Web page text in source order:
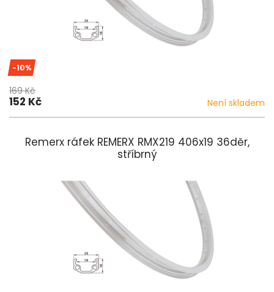
-10%
169 Kč
152 Kč Není skladem
Remerx ráfek REMERX RMX219 406x19 36děr,
stříbrný